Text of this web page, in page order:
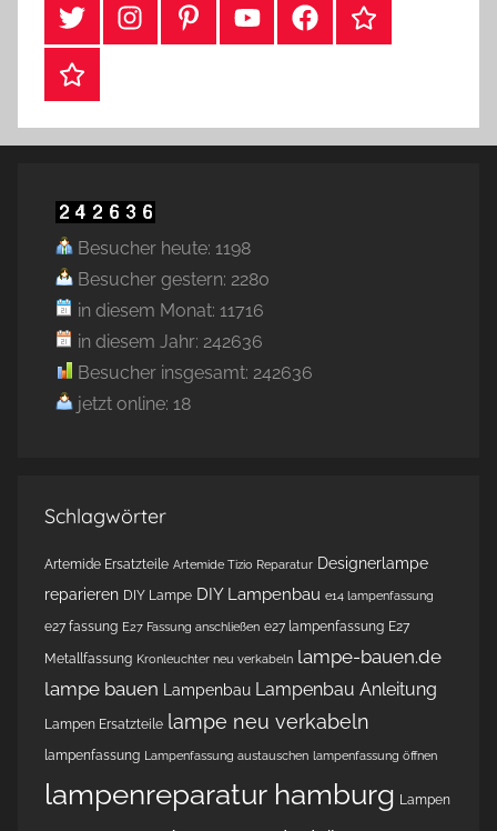
#TwitterInstagramPinterestYouTubeFacebookTikTok
Webshop
Besucher heute: 1198
Besucher gestern: 2280
in diesem Monat: 11716
in diesem Jahr: 242636
Besucher insgesamt: 242636
jetzt online: 18
Schlagwörter
Artemide Ersatzteile Artemide Tizio Reparatur Designerlampe
reparieren DIY Lampe DIY Lampenbau e14 lampenfassung
e27 fassung E27 Fassung anschließen e27 lampenfassung E27
Metallfassung Kronleuchter neu verkabeln lampe-bauen.de
lampe bauen
Lampenbau Lampenbau Anleitung
Lampen Ersatzteile lampe neu verkabeln
lampenfassung Lampenfassung austauschen lampenfassung öffnen
lampenreparatur hamburg Lampen